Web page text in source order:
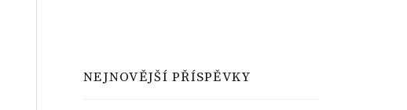
NEJNOVĚJŠÍ PŘÍSPĚVKY